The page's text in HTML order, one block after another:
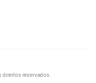
direitos reservados.